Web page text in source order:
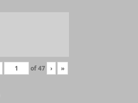
of47 › »